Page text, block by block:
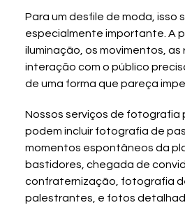
Para um desfile de moda, isso
especialmente importante. A
iluminação, os movimentos, as
interação com o público
de uma forma que pareça
Nossos serviços de fotografia
podem incluir fotografia de
momentos espontâneos da
bastidores, chegada de
confraternização, fotografia
palestrantes, e fotos